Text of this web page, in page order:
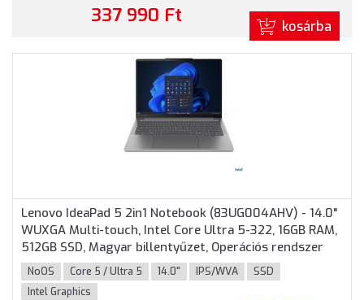
337 990 Ft kosárba
Lenovo IdeaPad 5 2in1 Notebook (83UG004AHV) - 14.0"
WUXGA Multi-touch, Intel Core Ultra 5-322, 16GB RAM,
512GB SSD, Magyar billentyűzet, Operációs rendszer
nélkül, hálózati adapter nélkül, 3 év garancia, Szürke
színben
NoOS Core 5 / Ultra 5 14.0" IPS/WVA
SSD
Intel Graphics